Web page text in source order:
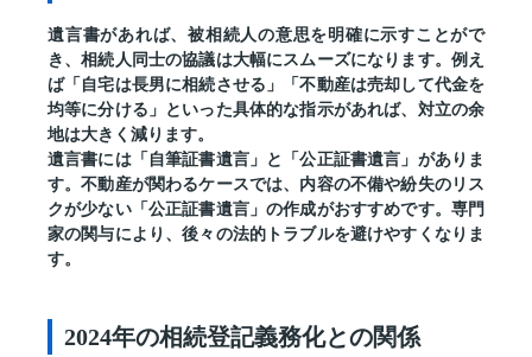
遺言書があれば、被相続人の意思を明確に示すことがで
き、相続人同士の協議は大幅にスムーズになります。例え
ば「自宅は長男に相続させる」「不動産は売却して代金を
均等に分ける」といった具体的な指示があれば、対立の余
地は大きく減ります。
遺言書には「自筆証書遺言」と「公正証書遺言」がありま
す。不動産が関わるケースでは、内容の不備や紛失のリス
クが少ない「公正証書遺言」の作成がおすすめです。専門
家の関与により、後々の法的トラブルを避けやすくなりま
す。
2024年の相続登記義務化との関係